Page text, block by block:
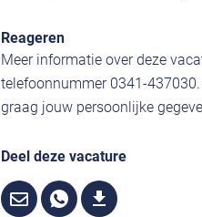
Reageren
Meer informatie over deze
telefoonnummer 0341-
graag jouw persoonlijke
Deel deze vacature